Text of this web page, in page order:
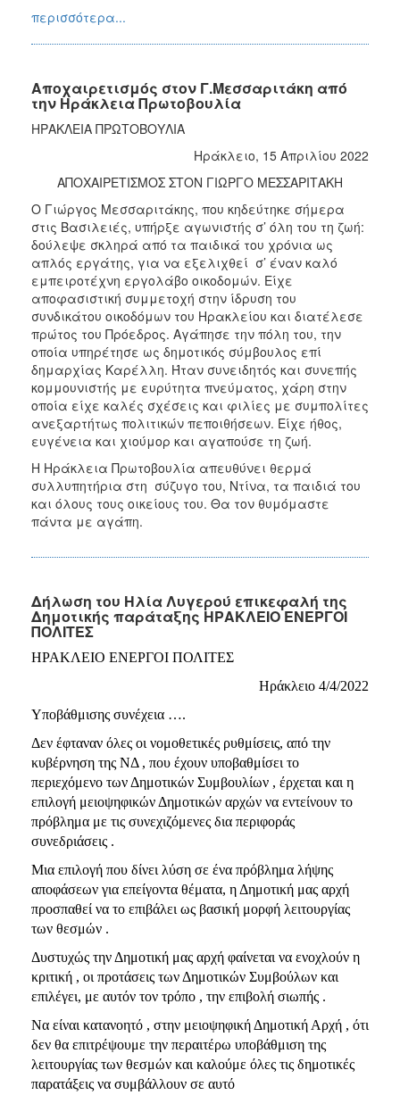
περισσότερα...
Αποχαιρετισμός στον Γ.Μεσσαριτάκη από
την Ηράκλεια Πρωτοβουλία
ΗΡΑΚΛΕΙΑ ΠΡΩΤΟΒΟΥΛΙΑ
Ηράκλειο, 15 Απριλίου 2022
ΑΠΟΧΑΙΡΕΤΙΣΜΟΣ ΣΤΟΝ ΓΙΩΡΓΟ ΜΕΣΣΑΡΙΤΑΚΗ
Ο Γιώργος Μεσσαριτάκης, που κηδεύτηκε σήμερα
στις Βασιλειές, υπήρξε αγωνιστής σ’ όλη του τη ζωή:
δούλεψε σκληρά από τα παιδικά του χρόνια ως
απλός εργάτης, για να εξελιχθεί σ’ έναν καλό
εμπειροτέχνη εργολάβο οικοδομών. Είχε
αποφασιστική συμμετοχή στην ίδρυση του
συνδικάτου οικοδόμων του Ηρακλείου και διατέλεσε
πρώτος του Πρόεδρος. Αγάπησε την πόλη του, την
οποία υπηρέτησε ως δημοτικός σύμβουλος επί
δημαρχίας Καρέλλη. Ήταν συνειδητός και συνεπής
κομμουνιστής με ευρύτητα πνεύματος, χάρη στην
οποία είχε καλές σχέσεις και φιλίες με συμπολίτες
ανεξαρτήτως πολιτικών πεποιθήσεων. Είχε ήθος,
ευγένεια και χιούμορ και αγαπούσε τη ζωή.
Η Ηράκλεια Πρωτοβουλία απευθύνει θερμά
συλλυπητήρια στη σύζυγο του, Ντίνα, τα παιδιά του
και όλους τους οικείους του. Θα τον θυμόμαστε
πάντα με αγάπη.
Δήλωση του Ηλία Λυγερού επικεφαλή της
Δημοτικής παράταξης ΗΡΑΚΛΕΙΟ ΕΝΕΡΓΟΙ
ΠΟΛΙΤΕΣ
ΗΡΑΚΛΕΙΟ ΕΝΕΡΓΟΙ ΠΟΛΙΤΕΣ
Ηράκλειο 4/4/2022
Υποβάθμισης συνέχεια ….
Δεν έφταναν όλες οι νομοθετικές ρυθμίσεις, από την
κυβέρνηση της ΝΔ , που έχουν υποβαθμίσει το
περιεχόμενο των Δημοτικών Συμβουλίων , έρχεται και η
επιλογή μειοψηφικών Δημοτικών αρχών να εντείνουν το
πρόβλημα με τις συνεχιζόμενες δια περιφοράς
συνεδριάσεις .
Μια επιλογή που δίνει λύση σε ένα πρόβλημα λήψης
αποφάσεων για επείγοντα θέματα, η Δημοτική μας αρχή
προσπαθεί να το επιβάλει ως βασική μορφή λειτουργίας
των θεσμών .
Δυστυχώς την Δημοτική μας αρχή φαίνεται να ενοχλούν η
κριτική , οι προτάσεις των Δημοτικών Συμβούλων και
επιλέγει, με αυτόν τον τρόπο , την επιβολή σιωπής .
Να είναι κατανοητό , στην μειοψηφική Δημοτική Αρχή , ότι
δεν θα επιτρέψουμε την περαιτέρω υποβάθμιση της
λειτουργίας των θεσμών και καλούμε όλες τις δημοτικές
παρατάξεις να συμβάλλουν σε αυτό